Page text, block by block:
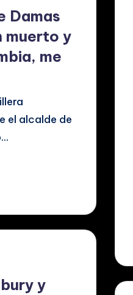
Damas
muerto y
me
el alcalde de
y